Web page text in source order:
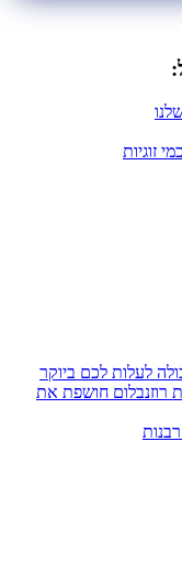
זוגיות
לעלות לכם ביוקר
רוזנבלום חושפת את